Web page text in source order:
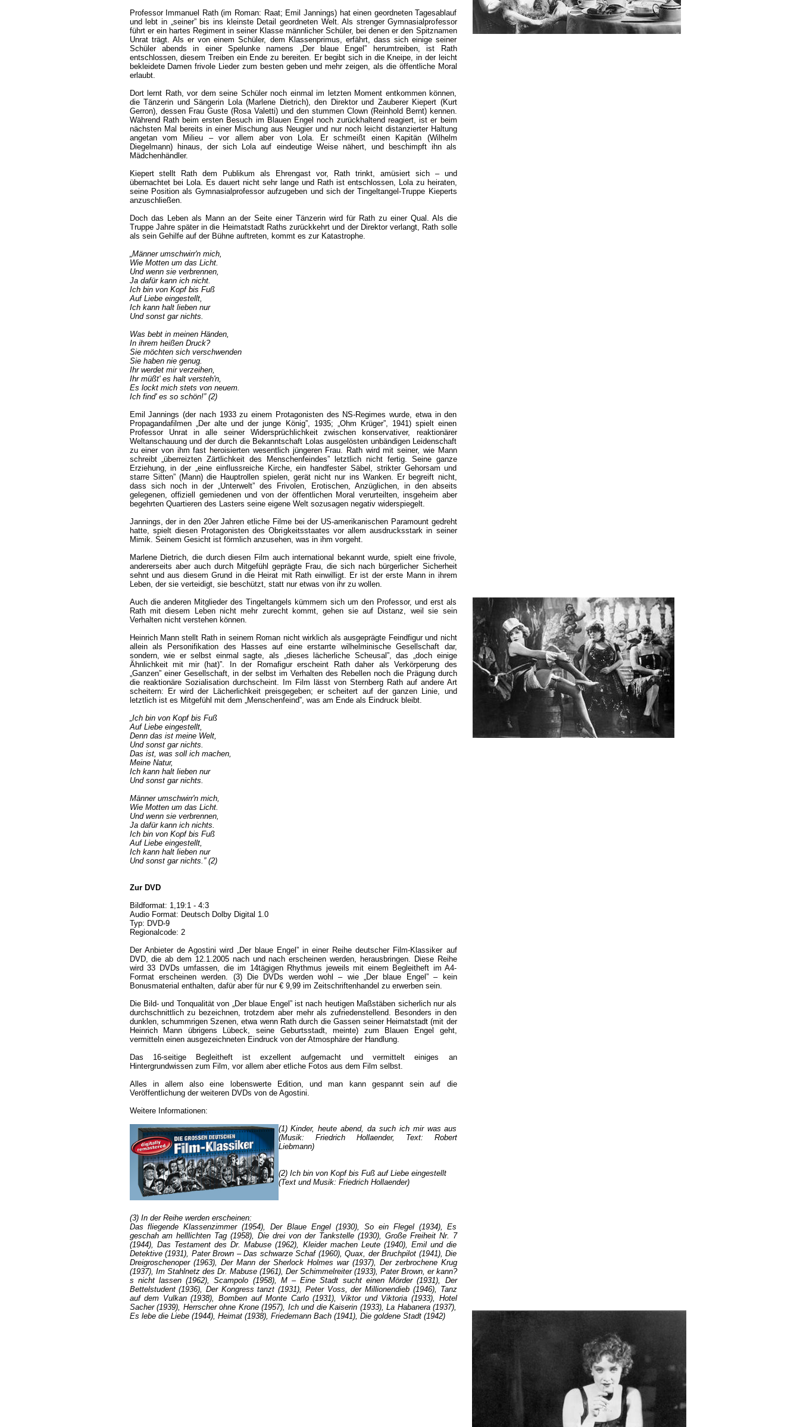
Professor Immanuel Rath (im Roman: Raat; Emil Jannings) hat einen geordneten Tagesablauf
und lebt in „seiner” bis ins kleinste Detail geordneten Welt. Als strenger Gymnasialprofessor
führt er ein hartes Regiment in seiner Klasse männlicher Schüler, bei denen er den Spitznamen
Unrat trägt. Als er von einem Schüler, dem Klassenprimus, erfährt, dass sich einige seiner
Schüler abends in einer Spelunke namens „Der blaue Engel” herumtreiben, ist Rath
entschlossen, diesem Treiben ein Ende zu bereiten. Er begibt sich in die Kneipe, in der leicht
bekleidete Damen frivole Lieder zum besten geben und mehr zeigen, als die öffentliche Moral
erlaubt.
Dort lernt Rath, vor dem seine Schüler noch einmal im letzten Moment entkommen können,
die Tänzerin und Sängerin Lola (Marlene Dietrich), den Direktor und Zauberer Kiepert (Kurt
Gerron), dessen Frau Guste (Rosa Valetti) und den stummen Clown (Reinhold Bernt) kennen.
Während Rath beim ersten Besuch im Blauen Engel noch zurückhaltend reagiert, ist er beim
nächsten Mal bereits in einer Mischung aus Neugier und nur noch leicht distanzierter Haltung
angetan vom Milieu – vor allem aber von Lola. Er schmeißt einen Kapitän (Wilhelm
Diegelmann) hinaus, der sich Lola auf eindeutige Weise nähert, und beschimpft ihn als
Mädchenhändler.
Kiepert stellt Rath dem Publikum als Ehrengast vor, Rath trinkt, amüsiert sich – und
übernachtet bei Lola. Es dauert nicht sehr lange und Rath ist entschlossen, Lola zu heiraten,
seine Position als Gymnasialprofessor aufzugeben und sich der Tingeltangel-Truppe Kieperts
anzuschließen.
Doch das Leben als Mann an der Seite einer Tänzerin wird für Rath zu einer Qual. Als die
Truppe Jahre später in die Heimatstadt Raths zurückkehrt und der Direktor verlangt, Rath solle
als sein Gehilfe auf der Bühne auftreten, kommt es zur Katastrophe.
„Männer umschwirr'n mich,
Wie Motten um das Licht.
Und wenn sie verbrennen,
Ja dafür kann ich nicht.
Ich bin von Kopf bis Fuß
Auf Liebe eingestellt,
Ich kann halt lieben nur
Und sonst gar nichts.
Was bebt in meinen Händen,
In ihrem heißen Druck?
Sie möchten sich verschwenden
Sie haben nie genug.
Ihr werdet mir verzeihen,
Ihr müßt' es halt versteh'n,
Es lockt mich stets von neuem.
Ich find' es so schön!” (2)
Emil Jannings (der nach 1933 zu einem Protagonisten des NS-Regimes wurde, etwa in den
Propagandafilmen „Der alte und der junge König”, 1935; „Ohm Krüger”, 1941) spielt einen
Professor Unrat in alle seiner Widersprüchlichkeit zwischen konservativer, reaktionärer
Weltanschauung und der durch die Bekanntschaft Lolas ausgelösten unbändigen Leidenschaft
zu einer von ihm fast heroisierten wesentlich jüngeren Frau. Rath wird mit seiner, wie Mann
schreibt „überreizten Zärtlichkeit des Menschenfeindes” letztlich nicht fertig. Seine ganze
Erziehung, in der „eine einflussreiche Kirche, ein handfester Säbel, strikter Gehorsam und
starre Sitten” (Mann) die Hauptrollen spielen, gerät nicht nur ins Wanken. Er begreift nicht,
dass sich noch in der „Unterwelt” des Frivolen, Erotischen, Anzüglichen, in den abseits
gelegenen, offiziell gemiedenen und von der öffentlichen Moral verurteilten, insgeheim aber
begehrten Quartieren des Lasters seine eigene Welt sozusagen negativ widerspiegelt.
Jannings, der in den 20er Jahren etliche Filme bei der US-amerikanischen Paramount gedreht
hatte, spielt diesen Protagonisten des Obrigkeitsstaates vor allem ausdrucksstark in seiner
Mimik. Seinem Gesicht ist förmlich anzusehen, was in ihm vorgeht.
Marlene Dietrich, die durch diesen Film auch international bekannt wurde, spielt eine frivole,
andererseits aber auch durch Mitgefühl geprägte Frau, die sich nach bürgerlicher Sicherheit
sehnt und aus diesem Grund in die Heirat mit Rath einwilligt. Er ist der erste Mann in ihrem
Leben, der sie verteidigt, sie beschützt, statt nur etwas von ihr zu wollen.
Auch die anderen Mitglieder des Tingeltangels kümmern sich um den Professor, und erst als
Rath mit diesem Leben nicht mehr zurecht kommt, gehen sie auf Distanz, weil sie sein
Verhalten nicht verstehen können.
Heinrich Mann stellt Rath in seinem Roman nicht wirklich als ausgeprägte Feindfigur und nicht
allein als Personifikation des Hasses auf eine erstarrte wilhelminische Gesellschaft dar,
sondern, wie er selbst einmal sagte, als „dieses lächerliche Scheusal”, das „doch einige
Ähnlichkeit mit mir (hat)”. In der Romafigur erscheint Rath daher als Verkörperung des
„Ganzen” einer Gesellschaft, in der selbst im Verhalten des Rebellen noch die Prägung durch
die reaktionäre Sozialisation durchscheint. Im Film lässt von Sternberg Rath auf andere Art
scheitern: Er wird der Lächerlichkeit preisgegeben; er scheitert auf der ganzen Linie, und
letztlich ist es Mitgefühl mit dem „Menschenfeind”, was am Ende als Eindruck bleibt.
„Ich bin von Kopf bis Fuß
Auf Liebe eingestellt,
Denn das ist meine Welt,
Und sonst gar nichts.
Das ist, was soll ich machen,
Meine Natur,
Ich kann halt lieben nur
Und sonst gar nichts.
Männer umschwirr'n mich,
Wie Motten um das Licht.
Und wenn sie verbrennen,
Ja dafür kann ich nichts.
Ich bin von Kopf bis Fuß
Auf Liebe eingestellt,
Ich kann halt lieben nur
Und sonst gar nichts.” (2)
Zur DVD
Bildformat: 1,19:1 - 4:3
Audio Format: Deutsch Dolby Digital 1.0
Typ: DVD-9
Regionalcode: 2
Der Anbieter de Agostini wird „Der blaue Engel” in einer Reihe deutscher Film-Klassiker auf
DVD, die ab dem 12.1.2005 nach und nach erscheinen werden, herausbringen. Diese Reihe
wird 33 DVDs umfassen, die im 14tägigen Rhythmus jeweils mit einem Begleitheft im A4-
Format erscheinen werden. (3) Die DVDs werden wohl – wie „Der blaue Engel” – kein
Bonusmaterial enthalten, dafür aber für nur € 9,99 im Zeitschriftenhandel zu erwerben sein.
Die Bild- und Tonqualität von „Der blaue Engel” ist nach heutigen Maßstäben sicherlich nur als
durchschnittlich zu bezeichnen, trotzdem aber mehr als zufriedenstellend. Besonders in den
dunklen, schummrigen Szenen, etwa wenn Rath durch die Gassen seiner Heimatstadt (mit der
Heinrich Mann übrigens Lübeck, seine Geburtsstadt, meinte) zum Blauen Engel geht,
vermitteln einen ausgezeichneten Eindruck von der Atmosphäre der Handlung.
Das 16-seitige Begleitheft ist exzellent aufgemacht und vermittelt einiges an
Hintergrundwissen zum Film, vor allem aber etliche Fotos aus dem Film selbst.
Alles in allem also eine lobenswerte Edition, und man kann gespannt sein auf die
Veröffentlichung der weiteren DVDs von de Agostini.
Weitere Informationen:
(1) Kinder, heute abend, da such ich mir was aus
(Musik: Friedrich Hollaender, Text: Robert
Liebmann)
(2) Ich bin von Kopf bis Fuß auf Liebe eingestellt
(Text und Musik: Friedrich Hollaender)
(3) In der Reihe werden erscheinen:
Das fliegende Klassenzimmer (1954), Der Blaue Engel (1930), So ein Flegel (1934), Es
geschah am helllichten Tag (1958), Die drei von der Tankstelle (1930), Große Freiheit Nr. 7
(1944), Das Testament des Dr. Mabuse (1962), Kleider machen Leute (1940), Emil und die
Detektive (1931), Pater Brown – Das schwarze Schaf (1960), Quax, der Bruchpilot (1941), Die
Dreigroschenoper (1963), Der Mann der Sherlock Holmes war (1937), Der zerbrochene Krug
(1937), Im Stahlnetz des Dr. Mabuse (1961), Der Schimmelreiter (1933), Pater Brown, er kann?
s nicht lassen (1962), Scampolo (1958), M – Eine Stadt sucht einen Mörder (1931), Der
Bettelstudent (1936), Der Kongress tanzt (1931), Peter Voss, der Millionendieb (1946), Tanz
auf dem Vulkan (1938), Bomben auf Monte Carlo (1931), Viktor und Viktoria (1933), Hotel
Sacher (1939), Herrscher ohne Krone (1957), Ich und die Kaiserin (1933), La Habanera (1937),
Es lebe die Liebe (1944), Heimat (1938), Friedemann Bach (1941), Die goldene Stadt (1942)